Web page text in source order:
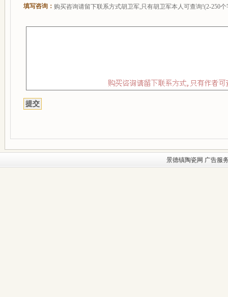
填写咨询： 购买咨询请留下联系方式胡卫军,只有胡卫军本人可查询!(2-250个
景德镇陶瓷网 广告服